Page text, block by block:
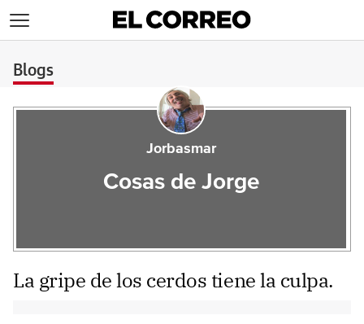
Blogs
Jorbasmar
Cosas de Jorge
La gripe de los cerdos tiene la culpa.